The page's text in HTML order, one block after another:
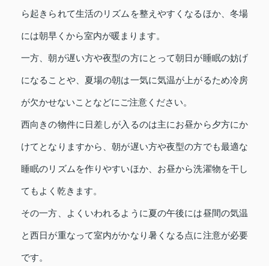
ら起きられて生活のリズムを整えやすくなるほか、冬場
には朝早くから室内が暖まります。
一方、朝が遅い方や夜型の方にとって朝日が睡眠の妨げ
になることや、夏場の朝は一気に気温が上がるため冷房
が欠かせないことなどにご注意ください。
西向きの物件に日差しが入るのは主にお昼から夕方にか
けてとなりますから、朝が遅い方や夜型の方でも最適な
睡眠のリズムを作りやすいほか、お昼から洗濯物を干し
てもよく乾きます。
その一方、よくいわれるように夏の午後には昼間の気温
と西日が重なって室内がかなり暑くなる点に注意が必要
です。